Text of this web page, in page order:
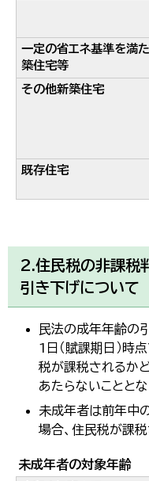
一定の省エネ基準を満
築住宅等
その他新築住宅
既存住宅
2.住民税の非課税
引き下げについて
民法の成年年齢の
1日（賦課期日）時
税が課税されるか
あたらないこととな
未成年者は前年中
場合、住民税が課税
未成年者の対象年齢